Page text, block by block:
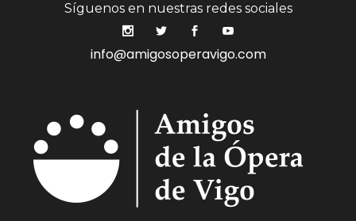
Síguenos en nuestras redes sociales
info@amigosoperavigo.com